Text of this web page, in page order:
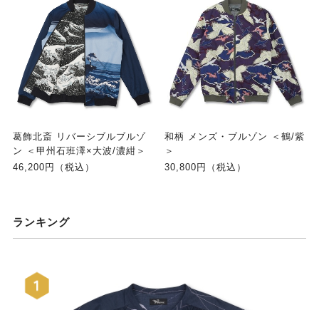
葛飾北斎 リバーシブルブルゾ
ン ＜甲州石班澤×大波/濃紺＞
46,200円（税込）
和柄 メンズ・ブルゾン ＜鶴/紫
＞
30,800円（税込）
ランキング